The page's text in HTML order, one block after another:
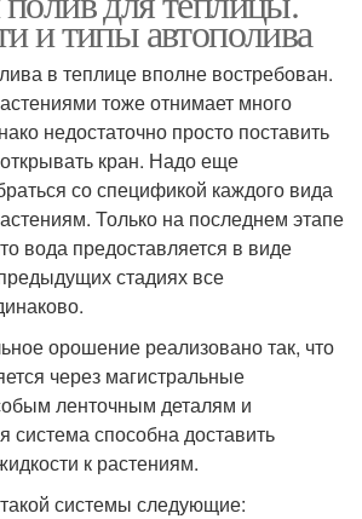
и типы автополива
в теплице вполне востребован.
тоже отнимает много
недостаточно просто поставить
кран. Надо еще
со спецификой каждого вида
Только на последнем этапе
вода предоставляется в виде
стадиях все
орошение реализовано так, что
через магистральные
ленточным деталям и
система способна доставить
к растениям.
системы следующие: